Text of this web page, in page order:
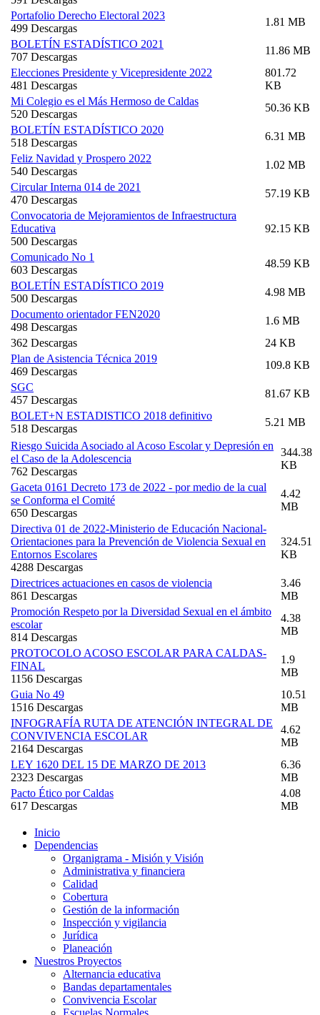
Portafolio Derecho Electoral 2023
499 Descargas
1.81 MB
BOLETÍN ESTADÍSTICO 2021
707 Descargas
11.86 MB
Elecciones Presidente y Vicepresidente 2022
481 Descargas
801.72
KB
Mi Colegio es el Más Hermoso de Caldas
520 Descargas
50.36 KB
BOLETÍN ESTADÍSTICO 2020
518 Descargas
6.31 MB
Feliz Navidad y Prospero 2022
540 Descargas
1.02 MB
Circular Interna 014 de 2021
470 Descargas
57.19 KB
Convocatoria de Mejoramientos de Infraestructura
Educativa
500 Descargas
92.15 KB
Comunicado No 1
603 Descargas
48.59 KB
BOLETÍN ESTADÍSTICO 2019
500 Descargas
4.98 MB
Documento orientador FEN2020
498 Descargas
1.6 MB
362 Descargas
24 KB
Plan de Asistencia Técnica 2019
469 Descargas
109.8 KB
SGC
457 Descargas
81.67 KB
BOLET+N ESTADISTICO 2018 definitivo
518 Descargas
5.21 MB
Riesgo Suicida Asociado al Acoso Escolar y Depresión en
el Caso de la Adolescencia
762 Descargas
344.38
KB
Gaceta 0161 Decreto 173 de 2022 - por medio de la cual
se Conforma el Comité
650 Descargas
4.42
MB
Directiva 01 de 2022-Ministerio de Educación Nacional-
Orientaciones para la Prevención de Violencia Sexual en
Entornos Escolares
4288 Descargas
324.51
KB
Directrices actuaciones en casos de violencia
861 Descargas
3.46
MB
Promoción Respeto por la Diversidad Sexual en el ámbito
escolar
814 Descargas
4.38
MB
PROTOCOLO ACOSO ESCOLAR PARA CALDAS-
FINAL
1156 Descargas
1.9
MB
Guia No 49
1516 Descargas
10.51
MB
INFOGRAFÍA RUTA DE ATENCIÓN INTEGRAL DE
CONVIVENCIA ESCOLAR
2164 Descargas
4.62
MB
LEY 1620 DEL 15 DE MARZO DE 2013
2323 Descargas
6.36
MB
Pacto Ético por Caldas
617 Descargas
4.08
MB
Inicio
Dependencias
Organigrama - Misión y Visión
Administrativa y financiera
Calidad
Cobertura
Gestión de la información
Inspección y vigilancia
Jurídica
Planeación
Nuestros Proyectos
Alternancia educativa
Bandas departamentales
Convivencia Escolar
Escuelas Normales